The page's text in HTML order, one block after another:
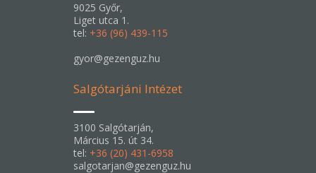
9025 Győr,
Liget utca 1.
tel: +36 (96) 439-115
gyor@gezenguz.hu
Salgótarjáni Intézet
3100 Salgótarján,
Március 15. út 34.
tel: +36 (20) 431-6958
salgotarjan@gezenguz.hu